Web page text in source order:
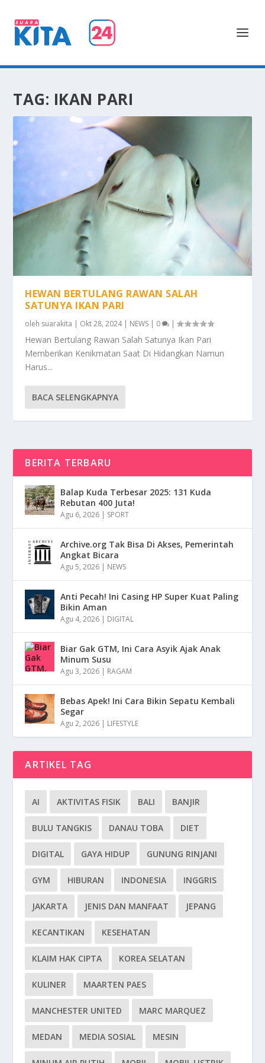
TAG: IKAN PARI
HEWAN BERTULANG RAWAN SALAH
SATUNYA IKAN PARI
oleh suarakita | Okt 28, 2024| NEWS | 0 |
Hewan Bertulang Rawan Salah Satunya Ikan Pari
Memberikan Kenikmatan Saat Di Hidangkan Namun
Harus...
BACA SELENGKAPNYA
BERITA TERBARU
Balap Kuda Terbesar 2025: 131 Kuda
Rebutan 400 Juta!
Agu 6, 2026 | SPORT
Archive.org Tak Bisa Di Akses, Pemerintah
Angkat Bicara
Agu 5, 2026 | NEWS
Anti Pecah! Ini Casing HP Super Kuat Paling
Bikin Aman
Agu 4, 2026 | DIGITAL
Biar Gak GTM, Ini Cara Asyik Ajak Anak
Minum Susu
Agu 3, 2026 | RAGAM
Bebas Apek! Ini Cara Bikin Sepatu Kembali
Segar
Agu 2, 2026 | LIFESTYLE
ARTIKEL TAG
AI AKTIVITAS FISIK BALI BANJIR
BULU TANGKIS DANAU TOBA DIET
DIGITAL GAYA HIDUP GUNUNG RINJANI
GYM HIBURAN INDONESIA INGGRIS
JAKARTA JENIS DAN MANFAAT JEPANG
KECANTIKAN KESEHATAN
KLAIM HAK CIPTA KOREA SELATAN
KULINER MAARTEN PAES
MANCHESTER UNITED MARC MARQUEZ
MEDAN MEDIA SOSIAL MESIN